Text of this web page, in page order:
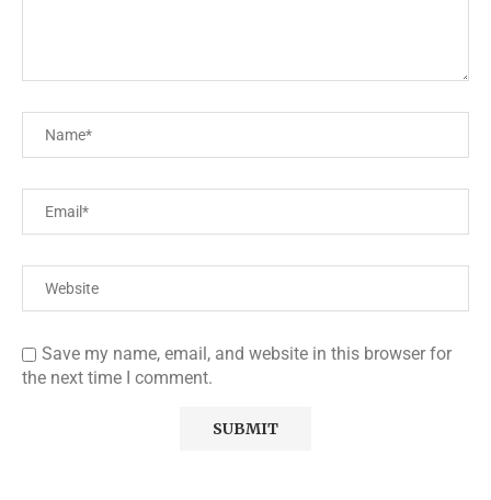
Save my name, email, and website in this browser for
the next time I comment.